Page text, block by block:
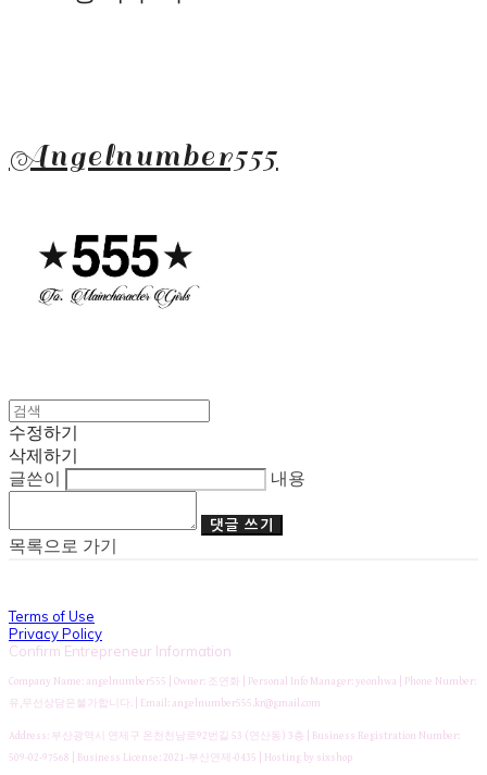
Angelnumber555
수정하기
삭제하기
글쓴이
내용
댓글 쓰기
목록으로 가기
Terms of Use
Privacy Policy
Confirm Entrepreneur Information
Company Name: angelnumber555 | Owner: 조연화 | Personal Info Manager: yeonhwa | Phone Number:
유,무선상담은불가합니다. | Email: angelnumber555.kr@gmail.com
Address: 부산광역시 연제구 온천천남로92번길 53 (연산동) 3층 | Business Registration Number:
509-02-97568 | Business License:2021-부산연제-0435 | Hosting by sixshop